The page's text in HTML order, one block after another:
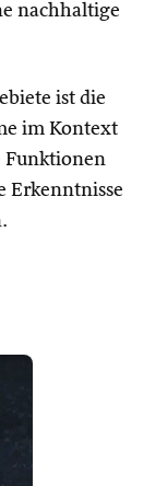
nachhaltige
ist die
im Kontext
Funktionen
Erkenntnisse